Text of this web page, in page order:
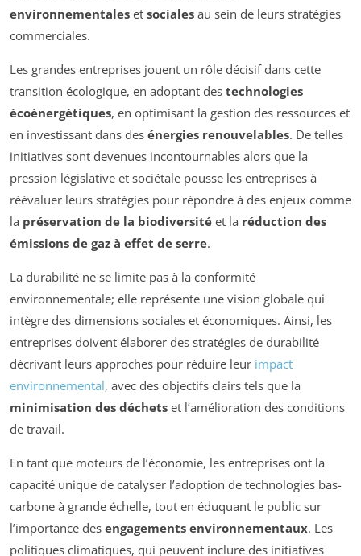
environnementales et sociales au sein de leurs stratégies
commerciales.
Les grandes entreprises jouent un rôle décisif dans cette
transition écologique, en adoptant des technologies
écoénergétiques, en optimisant la gestion des ressources et
en investissant dans des énergies renouvelables. De telles
initiatives sont devenues incontournables alors que la
pression législative et sociétale pousse les entreprises à
réévaluer leurs stratégies pour répondre à des enjeux comme
la préservation de la biodiversité et la réduction des
émissions de gaz à effet de serre.
La durabilité ne se limite pas à la conformité
environnementale; elle représente une vision globale qui
intègre des dimensions sociales et économiques. Ainsi, les
entreprises doivent élaborer des stratégies de durabilité
décrivant leurs approches pour réduire leur impact
environnemental, avec des objectifs clairs tels que la
minimisation des déchets et l’amélioration des conditions
de travail.
En tant que moteurs de l’économie, les entreprises ont la
capacité unique de catalyser l’adoption de technologies bas-
carbone à grande échelle, tout en éduquant le public sur
l’importance des engagements environnementaux. Les
politiques climatiques, qui peuvent inclure des initiatives